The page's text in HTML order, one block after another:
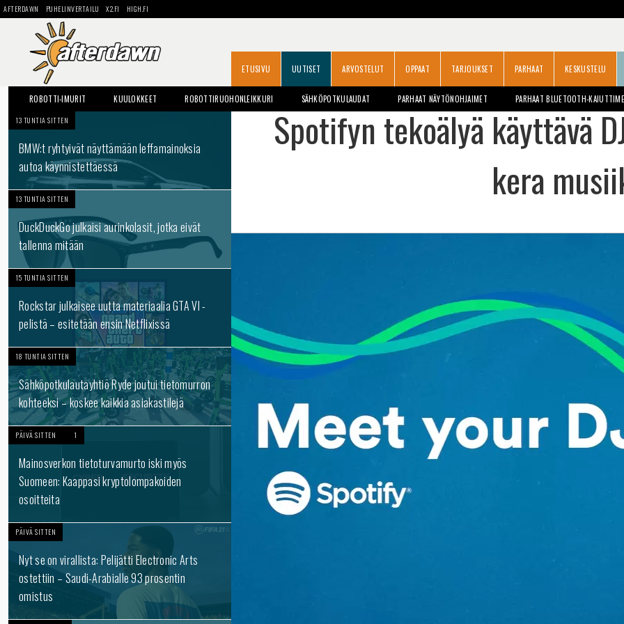
AFTERDAWN PUHELINVERTAILU X2.FI HIGH.FI
ETUSIVU UUTISET ARVOSTELUT OPPAAT TARJOUKSET PARHAAT KESKUSTELU
ROBOTTI-IMURIT KUULOKKEET ROBOTTIRUOHONLEIKKURI SÄHKÖPOTKULAUDAT PARHAAT NÄYTÖNOHJAIMET PARHAAT BLUETOOTH-
13 TUNTIA SITTEN
BMW:t ryhtyivät näyttämään leffamainoksia
autoa käynnistettäessä
13 TUNTIA SITTEN
DuckDuckGo julkaisi aurinkolasit, jotka eivät
tallenna mitään
15 TUNTIA SITTEN
Rockstar julkaisee uutta materiaalia GTA VI -
pelistä – esitetään ensin Netflixissä
18 TUNTIA SITTEN
Sähköpotkulautayhtiö Ryde joutui tietomurron
kohteeksi – koskee kaikkia asiakastilejä
PÄIVÄ SITTEN 1
Mainosverkon tietoturvamurto iski myös
Suomeen: Kaappasi kryptolompakoiden
osoitteita
PÄIVÄ SITTEN
Nyt se on virallista: Pelijätti Electronic Arts
ostettiin – Saudi-Arabialle 93 prosentin
omistus
Spotifyn tekoälyä käyttävä
kera